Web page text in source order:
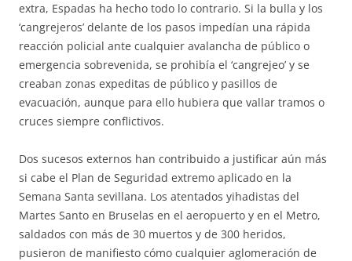
extra, Espadas ha hecho todo lo contrario. Si la bulla y los
‘cangrejeros’ delante de los pasos impedían una rápida
reacción policial ante cualquier avalancha de público o
emergencia sobrevenida, se prohibía el ‘cangrejeo’ y se
creaban zonas expeditas de público y pasillos de
evacuación, aunque para ello hubiera que vallar tramos o
cruces siempre conflictivos.
Dos sucesos externos han contribuido a justificar aún más
si cabe el Plan de Seguridad extremo aplicado en la
Semana Santa sevillana. Los atentados yihadistas del
Martes Santo en Bruselas en el aeropuerto y en el Metro,
saldados con más de 30 muertos y de 300 heridos,
pusieron de manifiesto cómo cualquier aglomeración de